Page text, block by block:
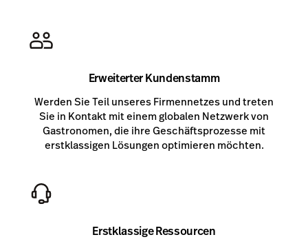
Erweiterter Kundenstamm
Werden Sie Teil unseres Firmennetzes und treten
Sie in Kontakt mit einem globalen Netzwerk von
Gastronomen, die ihre Geschäftsprozesse mit
erstklassigen Lösungen optimieren möchten.
Erstklassige Ressourcen